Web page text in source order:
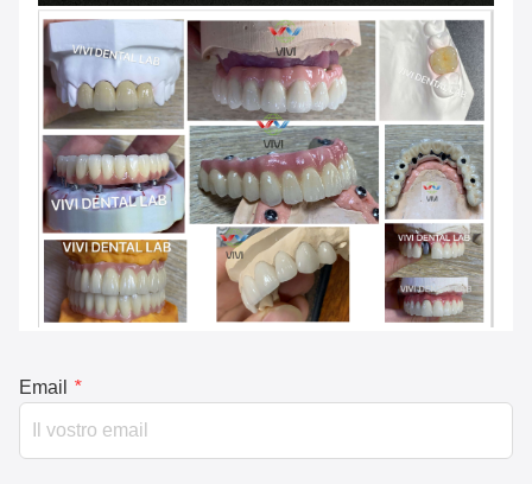
Email *